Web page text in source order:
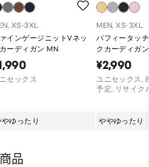
XS-3XL
インゲージニットVネッ
ーディガン MN
セックス
やゆったり
MEN, XS-3XL
パフィータッ
クカーディガ
¥2,990
ユニセックス,
予定, リサイク
ややゆったり
品